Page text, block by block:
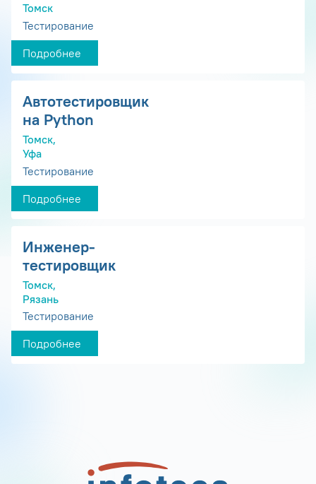
Томск
Тестирование
Подробнее
Автотестировщик
на Python
Томск,
Уфа
Тестирование
Подробнее
Инженер-
тестировщик
Томск,
Рязань
Тестирование
Подробнее